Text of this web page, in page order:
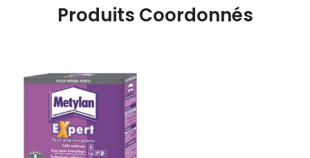
Produits Coordonnés